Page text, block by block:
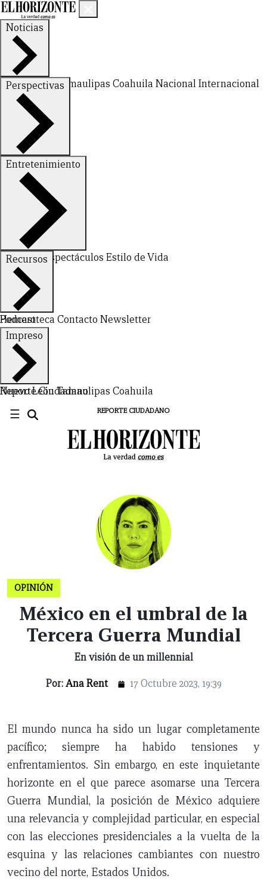
Noticias
Nuevo LeónTamaulipas Coahuila NacionalInternacional
Perspectivas
FinanzasOpinión
Entretenimiento
DeportesEspectáculos Estilo de Vida
Recursos
Hemeroteca Contacto Newsletter
Podcast
Impreso
Nuevo LeónTamaulipas Coahuila
Reporte Ciudadano
☰ REPORTE CIUDADANO
CERRAR
VIDA
OPINIÓN
México en el umbral de la
Tercera Guerra Mundial
En visión de un millennial
Por:Ana Rent 17 Octubre 2023, 19:39
El mundo nunca ha sido un lugar completamente
pacífico; siempre ha habido tensiones y
enfrentamientos. Sin embargo, en este inquietante
horizonte en el que parece asomarse una Tercera
Guerra Mundial, la posición de México adquiere
una relevancia y complejidad particular, en especial
con las elecciones presidenciales a la vuelta de la
esquina y las relaciones cambiantes con nuestro
vecino del norte, Estados Unidos.